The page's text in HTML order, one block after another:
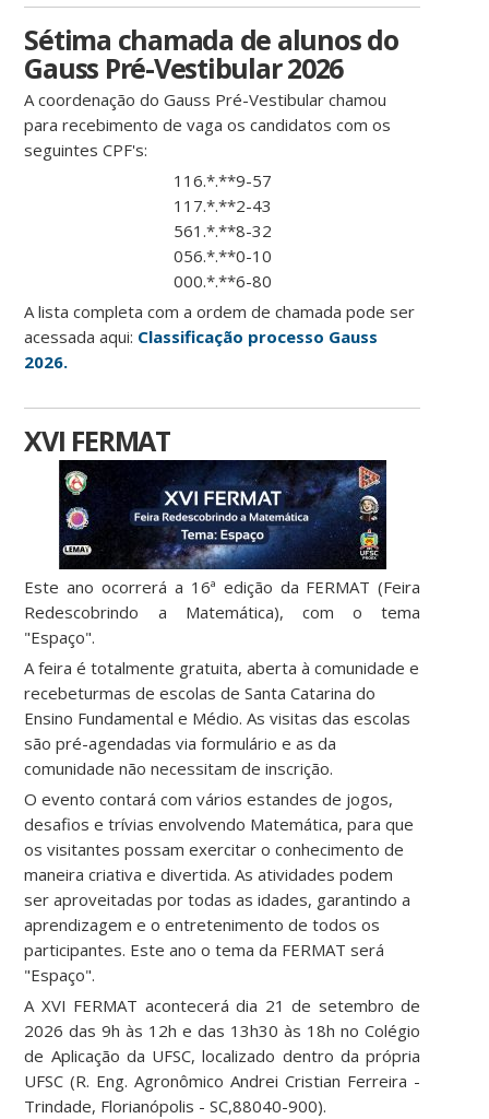
Sétima chamada de alunos do
Gauss Pré-Vestibular 2026
A coordenação do Gauss Pré-Vestibular chamou
para recebimento de vaga os candidatos com os
seguintes CPF's:
116.*.**9-57
117.*.**2-43
561.*.**8-32
056.*.**0-10
000.*.**6-80
A lista completa com a ordem de chamada pode ser
acessada aqui: Classificação processo Gauss
2026.
XVI FERMAT
Este ano ocorrerá a 16ª edição da FERMAT (Feira
Redescobrindo a Matemática), com o tema
"Espaço".
A feira é totalmente gratuita, aberta à comunidade e
recebeturmas de escolas de Santa Catarina do
Ensino Fundamental e Médio. As visitas das escolas
são pré-agendadas via formulário e as da
comunidade não necessitam de inscrição.
O evento contará com vários estandes de jogos,
desafios e trívias envolvendo Matemática, para que
os visitantes possam exercitar o conhecimento de
maneira criativa e divertida. As atividades podem
ser aproveitadas por todas as idades, garantindo a
aprendizagem e o entretenimento de todos os
participantes. Este ano o tema da FERMAT será
"Espaço".
A XVI FERMAT acontecerá dia 21 de setembro de
2026 das 9h às 12h e das 13h30 às 18h no Colégio
de Aplicação da UFSC, localizado dentro da própria
UFSC (R. Eng. Agronômico Andrei Cristian Ferreira -
Trindade, Florianópolis - SC,88040-900).